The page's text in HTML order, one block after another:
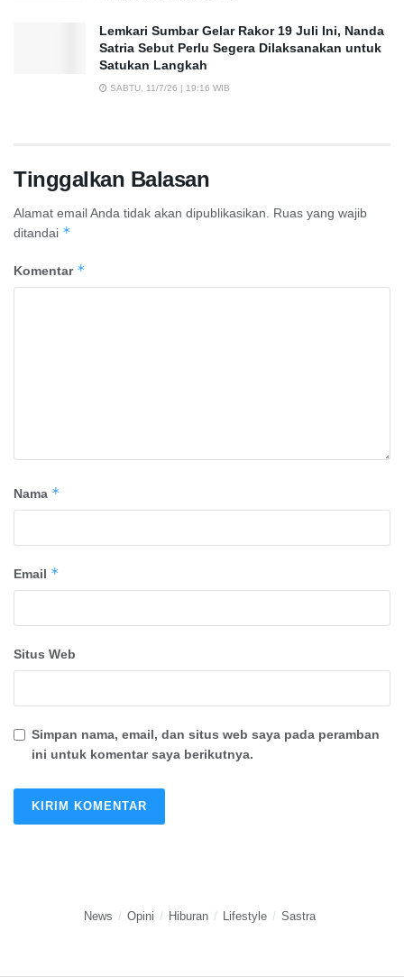
Lemkari Sumbar Gelar Rakor 19 Juli Ini, Nanda
Satria Sebut Perlu Segera Dilaksanakan untuk
Satukan Langkah
SABTU, 11/7/26 | 19:16 WIB
Tinggalkan Balasan
Alamat email Anda tidak akan dipublikasikan.
Ruas yang wajib
ditandai *
Komentar *
Nama *
Email *
Situs Web
Simpan nama, email, dan situs web saya pada peramban
ini untuk komentar saya berikutnya.
News Opini Hiburan Lifestyle Sastra